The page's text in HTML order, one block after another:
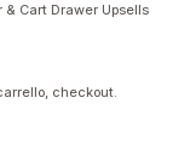
& Cart Drawer Upsells
checkout.